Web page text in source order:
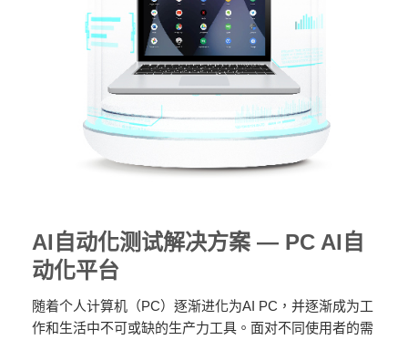
AI自动化测试解决方案 — PC AI自
动化平台
随着个人计算机（PC）逐渐进化为AI PC，并逐渐成为工
作和生活中不可或缺的生产力工具。面对不同使用者的需